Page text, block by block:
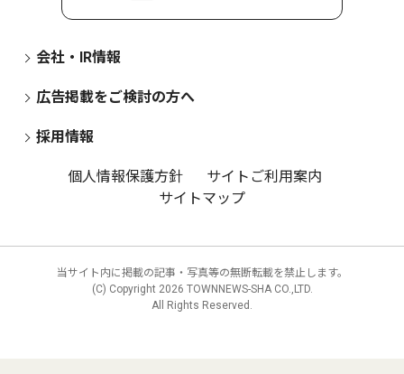
会社・IR情報
広告掲載をご検討の方へ
採用情報
個人情報保護方針
サイトご利用案内
サイトマップ
当サイト内に掲載の記事・写真等の無断転載を禁止します。
(C) Copyright 2026 TOWNNEWS-SHA CO.,LTD.
All Rights Reserved.